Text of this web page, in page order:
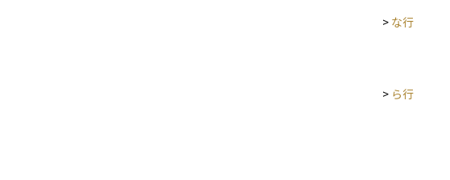
> な行
> ら行